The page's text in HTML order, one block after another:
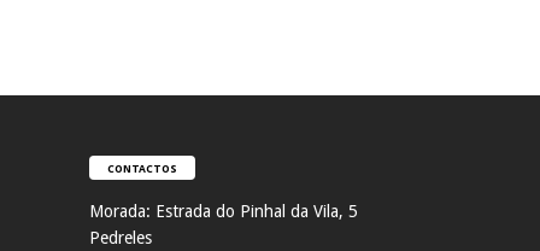
CONTACTOS
Morada: Estrada do Pinhal da Vila, 5
Pedreles